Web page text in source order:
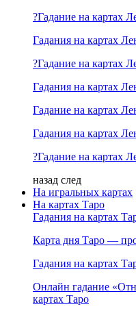
?Гадание на картах
Гадания на картах
?Гадание на картах
Гадания на картах
Гадание на картах
Гадания на картах
?Гадание на картах
назад след
На игральных картах
На картах Таро
Гадания на картах
Карта дня Таро —
Гадания на картах
Онлайн гадание
картах Таро